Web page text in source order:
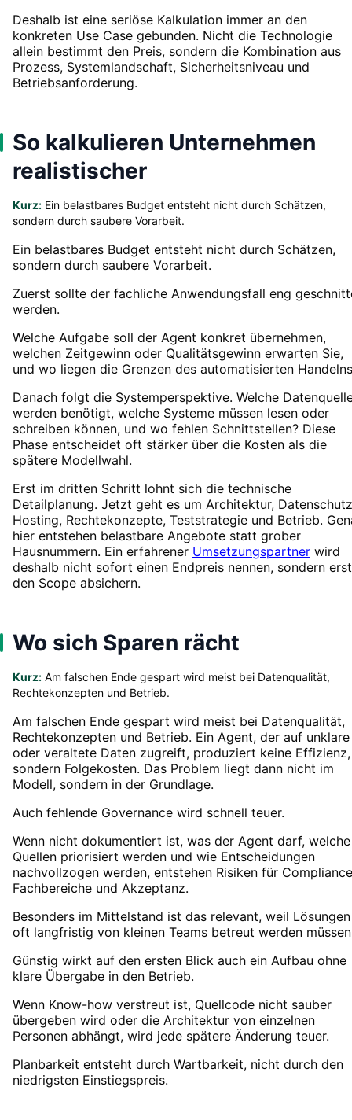
Deshalb ist eine seriöse Kalkulation immer an den
konkreten Use Case gebunden. Nicht die Technologie
allein bestimmt den Preis, sondern die Kombination aus
Prozess, Systemlandschaft, Sicherheitsniveau und
Betriebsanforderung.
So kalkulieren Unternehmen
realistischer
Kurz: Ein belastbares Budget entsteht nicht durch Schätzen,
sondern durch saubere Vorarbeit.
Ein belastbares Budget entsteht nicht durch Schätzen,
sondern durch saubere Vorarbeit.
Zuerst sollte der fachliche Anwendungsfall eng
werden.
Welche Aufgabe soll der Agent konkret übernehmen,
welchen Zeitgewinn oder Qualitätsgewinn erwarten Sie,
und wo liegen die Grenzen des automatisierten
Danach folgt die Systemperspektive. Welche
werden benötigt, welche Systeme müssen lesen oder
schreiben können, und wo fehlen Schnittstellen? Diese
Phase entscheidet oft stärker über die Kosten als die
spätere Modellwahl.
Erst im dritten Schritt lohnt sich die technische
Detailplanung. Jetzt geht es um Architektur,
Hosting, Rechtekonzepte, Teststrategie und Betrieb.
hier entstehen belastbare Angebote statt grober
Hausnummern. Ein erfahrener Umsetzungspartner wird
deshalb nicht sofort einen Endpreis nennen, sondern erst
den Scope absichern.
Wo sich Sparen rächt
Kurz: Am falschen Ende gespart wird meist bei Datenqualität,
Rechtekonzepten und Betrieb.
Am falschen Ende gespart wird meist bei Datenqualität,
Rechtekonzepten und Betrieb. Ein Agent, der auf unklare
oder veraltete Daten zugreift, produziert keine Effizienz,
sondern Folgekosten. Das Problem liegt dann nicht im
Modell, sondern in der Grundlage.
Auch fehlende Governance wird schnell teuer.
Wenn nicht dokumentiert ist, was der Agent darf, welche
Quellen priorisiert werden und wie Entscheidungen
nachvollzogen werden, entstehen Risiken für
Fachbereiche und Akzeptanz.
Besonders im Mittelstand ist das relevant, weil Lösungen
oft langfristig von kleinen Teams betreut werden
Günstig wirkt auf den ersten Blick auch ein Aufbau ohne
klare Übergabe in den Betrieb.
Wenn Know-how verstreut ist, Quellcode nicht sauber
übergeben wird oder die Architektur von einzelnen
Personen abhängt, wird jede spätere Änderung teuer.
Planbarkeit entsteht durch Wartbarkeit, nicht durch den
niedrigsten Einstiegspreis.